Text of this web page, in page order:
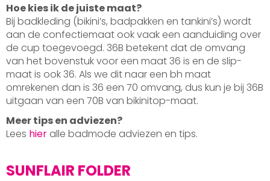
Hoe kies ik de juiste maat?
Bij badkleding (bikini’s, badpakken en tankini’s) wordt
aan de confectiemaat ook vaak een aanduiding over
de cup toegevoegd. 36B betekent dat de omvang
van het bovenstuk voor een maat 36 is en de slip-
maat is ook 36. Als we dit naar een bh maat
omrekenen dan is 36 een 70 omvang, dus kun je bij 36B
uitgaan van een 70B van bikinitop-maat.
Meer tips en adviezen?
Lees hier alle badmode adviezen en tips.
SUNFLAIR FOLDER